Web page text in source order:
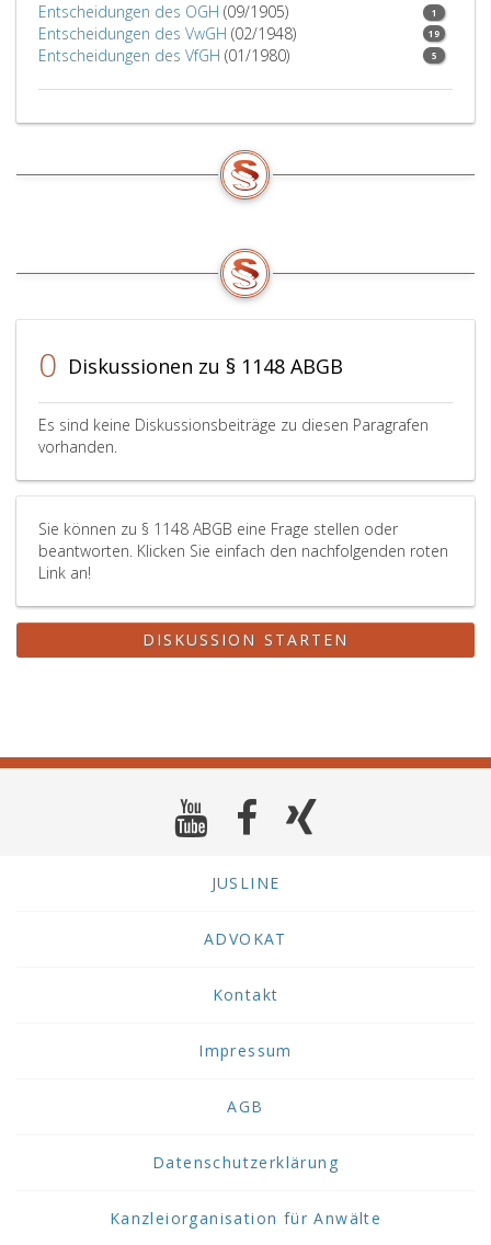
Entscheidungen des OGH (09/1905) 1
Entscheidungen des VwGH (02/1948) 19
Entscheidungen des VfGH (01/1980) 5
0 Diskussionen zu § 1148 ABGB
Es sind keine Diskussionsbeiträge zu diesen Paragrafen
vorhanden.
Sie können zu § 1148 ABGB eine Frage stellen oder
beantworten. Klicken Sie einfach den nachfolgenden roten
Link an!
DISKUSSION STARTEN
JUSLINE
ADVOKAT
Kontakt
Impressum
AGB
Datenschutzerklärung
Kanzleiorganisation für Anwälte